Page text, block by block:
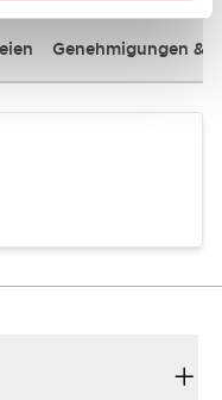
Genehmigungen &